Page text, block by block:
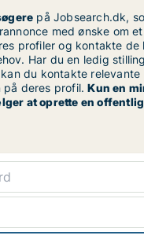
på Jobsearch.dk,
med ønske om
profiler og kontakte de
Har du en ledig
du kontakte
på deres profil.Kun en
at oprette en offentlig